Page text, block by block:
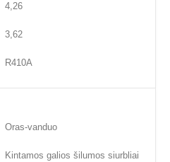
4,26
3,62
R410A
Oras-vanduo
Kintamos galios šilumos siurbliai